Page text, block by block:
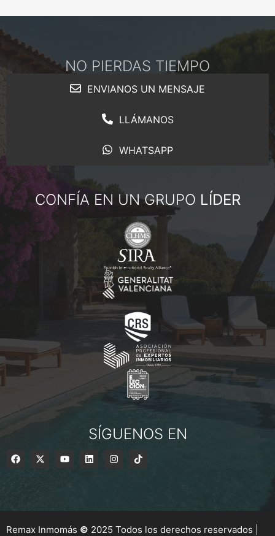
NO PIERDAS TIEMPO
ENVIANOS UN MENSAJE
LLÁMANOS
WHATSAPP
CONFÍA EN UN GRUPO LÍDER
SÍGUENOS EN
Remax Inmomás © 2025 Todos los derechos reservados |